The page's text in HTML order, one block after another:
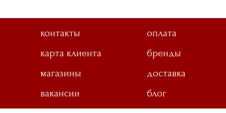
контакты
оплата
карта клиента
бренды
магазины
доставка
вакансии
блог